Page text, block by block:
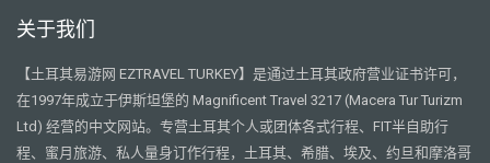
关于我们
【土耳其易游网 EZTRAVEL TURKEY】是通过土耳其政府营业证书许可，
在1997年成立于伊斯坦堡的 Magnificent Travel 3217 (Macera Tur Turizm
Ltd) 经营的中文网站。专营土耳其个人或团体各式行程、FIT半自助行
程、蜜月旅游、私人量身订作行程，土耳其、希腊、埃及、约旦和摩洛哥